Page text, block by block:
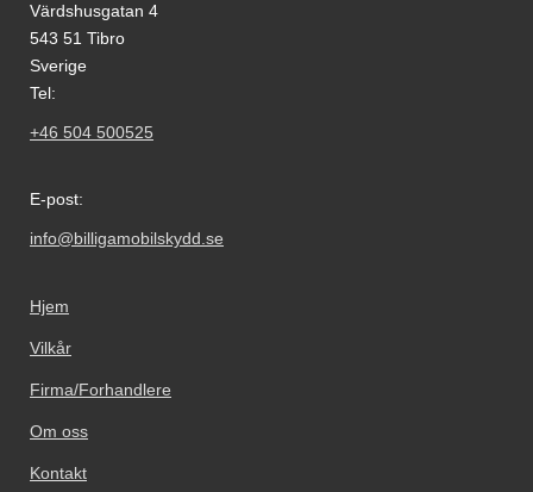
Värdshusgatan 4
543 51 Tibro
Sverige
Tel:
+46 504 500525
E-post:
info@billigamobilskydd.se
Hjem
Vilkår
Firma/Forhandlere
Om oss
Kontakt